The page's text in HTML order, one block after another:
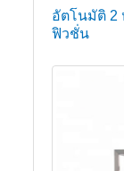
อัตโนมัติ 2
ฟิวชั่น